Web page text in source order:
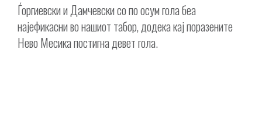
Ѓоргиевски и Дамчевски со по осум гола беа
најефикасни во нашиот табор, додека кај поразените
Нево Месика постигна девет гола.